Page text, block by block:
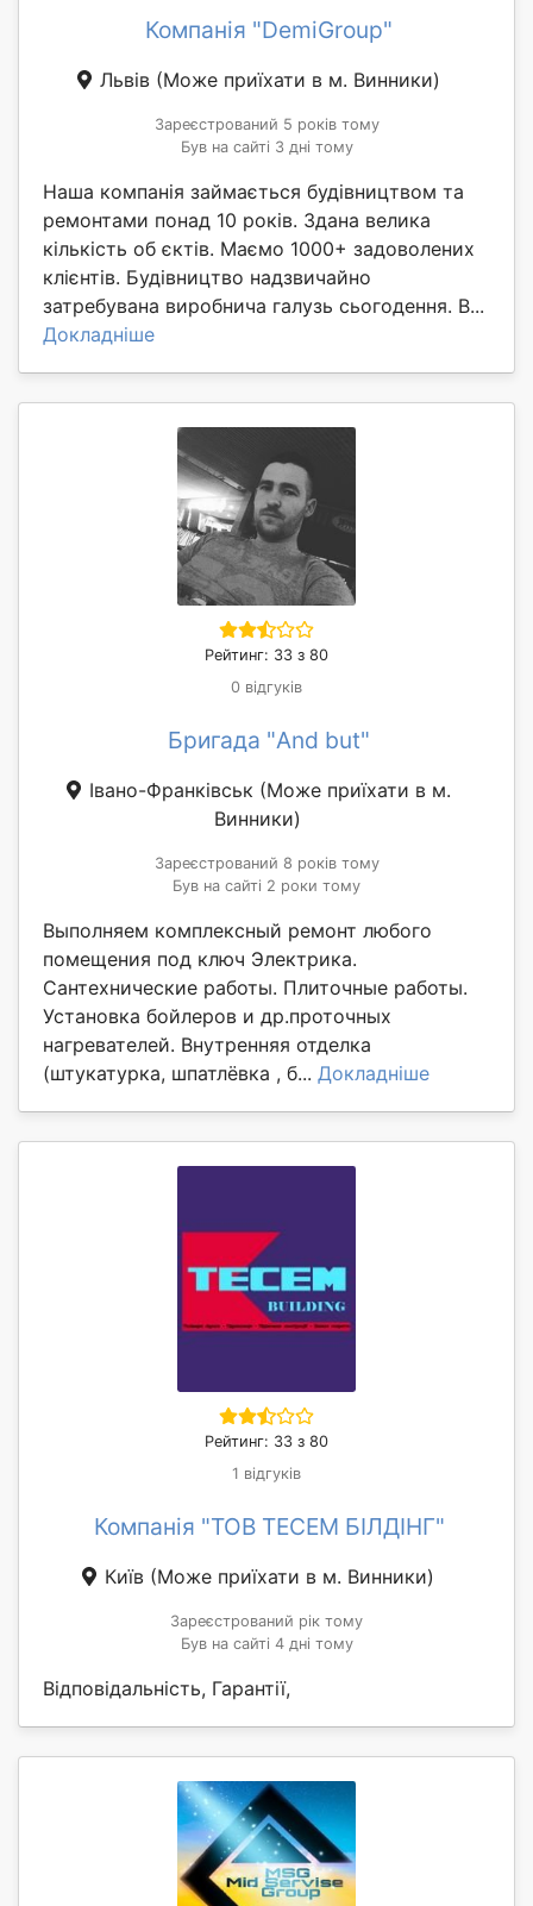
Компанія "DemiGroup"
Львів (Може приїхати в м. Винники)
Зареєстрований 5 років тому
Був на сайті 3 дні тому
Наша компанія займається будівництвом та
ремонтами понад 10 років. Здана велика
кількість об єктів. Маємо 1000+ задоволених
клієнтів. Будівництво надзвичайно
затребувана виробнича галузь сьогодення. В...
Докладніше
Рейтинг: 33 з 80
0 відгуків
Бригада "And but"
Івано-Франківськ (Може приїхати в м.
Винники)
Зареєстрований 8 років тому
Був на сайті 2 роки тому
Выполняем комплексный ремонт любого
помещения под ключ Электрика.
Сантехнические работы. Плиточные работы.
Установка бойлеров и др.проточных
нагревателей. Внутренняя отделка
(штукатурка, шпатлёвка , б... Докладніше
Рейтинг: 33 з 80
1 відгуків
Компанія "ТОВ ТЕСЕМ БІЛДІНГ"
Київ (Може приїхати в м. Винники)
Зареєстрований рік тому
Був на сайті 4 дні тому
Відповідальність, Гарантії,